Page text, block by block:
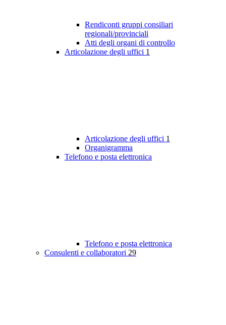
Rendiconti gruppi consiliari
regionali/provinciali
Atti degli organi di controllo
Articolazione degli uffici 1
Articolazione degli uffici 1
Organigramma
Telefono e posta elettronica
Telefono e posta elettronica
Consulenti e collaboratori 29